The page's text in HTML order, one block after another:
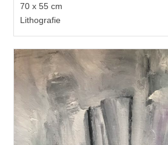
70 x 55 cm
Lithografie